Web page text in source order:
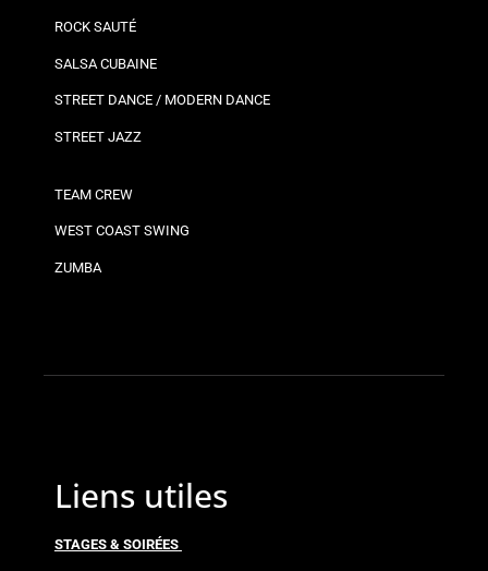
ROCK SAUTÉ
SALSA CUBAINE
STREET DANCE / MODERN DANCE
STREET JAZZ
TEAM CREW
WEST COAST SWING
ZUMBA
Liens utiles
STAGES & SOIRÉES